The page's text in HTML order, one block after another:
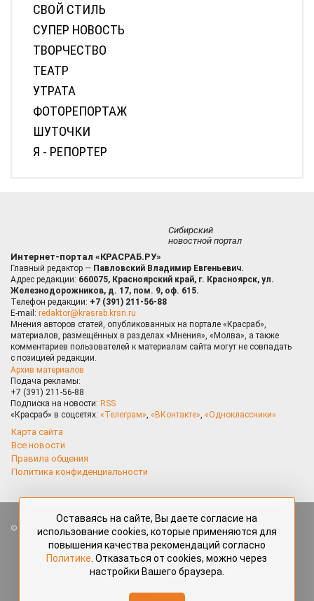
СВОЙ СТИЛЬ
СУПЕР НОВОСТЬ
ТВОРЧЕСТВО
ТЕАТР
УТРАТА
ФОТОРЕПОРТАЖ
ШУТОЧКИ
Я - РЕПОРТЕР
Сибирский
новостной портал
Интернет-портал «КРАСРАБ.РУ»
Главный редактор — Павловский Владимир Евгеньевич.
Адрес редакции: 660075, Красноярский край, г. Красноярск, ул.
Железнодорожников, д. 17, пом. 9, оф. 615.
Телефон редакции: +7 (391) 211-56-88
E-mail: redaktor@krasrab.krsn.ru
Мнения авторов статей, опубликованных на портале «Красраб»,
материалов, размещённых в разделах «Мнения», «Молва», а также
комментариев пользователей к материалам сайта могут не совпадать
с позицией редакции.
Архив материалов
Подача рекламы:
+7 (391) 211-56-88
Подписка на новости: RSS
«Красраб» в соцсетях: «Телеграм», «ВКонтакте», «Одноклассники»
Карта сайта
Все новости
Правила общения
Политика конфиденциальности
Все права защищены. Любые материалы, размещённые на портале
«Красраб.ру» сотрудниками редакции, нештатными авторами
и читателями, являются объектами авторского права. Полное или
частичное использование материалов, размещённых на портале
«Красраб.ру», допускается только с письменного согласия редакции
redaktor@krasrab.krsn.ru.
Оставаясь на сайте, Вы даете согласие на
использование cookies, которые применяются для
повышения качества рекомендаций согласно
Политике . Отказаться от cookies, можно через
настройки Вашего браузера.